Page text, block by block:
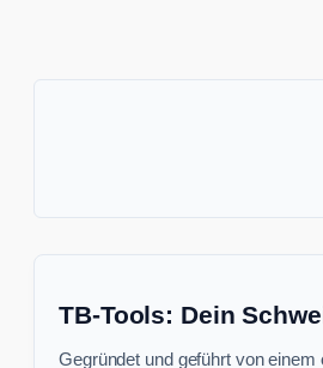
TB-Tools: Dein
Gegründet und geführt von einem